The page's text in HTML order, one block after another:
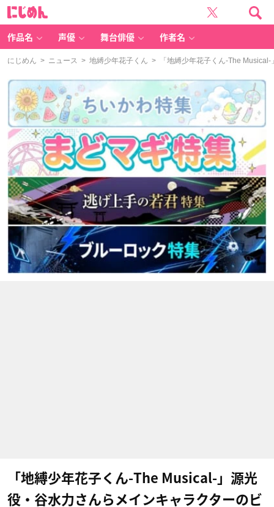
作品名 声優 舞台俳優 作者名
にじめん > ニュース > 地縛少年花子くん > 「地縛少年花子くん-The Musical-
「地縛少年花子くん-The Musical-」源光
役・谷水力さんらメインキャラクターのビ